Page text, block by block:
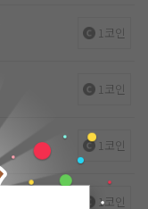
1코인
1코인
1코인
1코인